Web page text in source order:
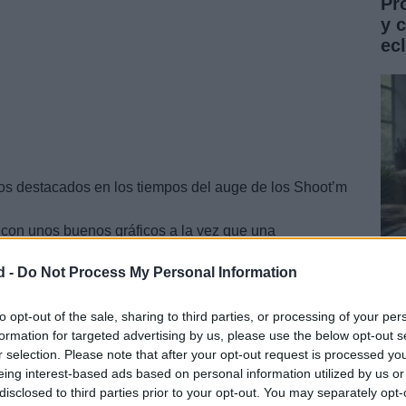
- Do Not Process My Personal Information
opt-out of the sale, sharing to third parties, or processing of your
for targeted advertising by us, please use the below opt-out
selection. Please note that after your opt-out request is processed
interest-based ads based on personal information utilized by us
to third parties prior to your opt-out. You may separately
destacados en los tiempos del auge de los Shoot’m
unos buenos gráficos a la vez que una
entretenido.
en esta nueva realización, desarrollada para
meses más tarde) y que se mantenga el
y